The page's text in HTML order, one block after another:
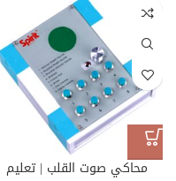
محاكي صوت القلب | تعليم